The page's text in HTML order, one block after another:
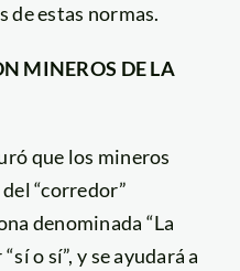
de estas normas.
MINEROS DE LA
que los mineros
“corredor”
denominada “La
o sí”, y se ayudará a